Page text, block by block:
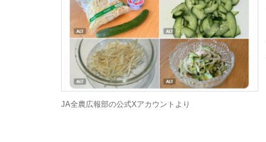
JA全農広報部の公式Xアカウントより